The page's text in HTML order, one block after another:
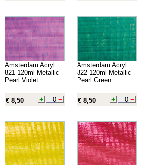
Amsterdam Acryl
821 120ml Metallic
Pearl Violet
€ 8,50
Amsterdam Acryl
822 120ml Metallic
Pearl Green
€ 8,50